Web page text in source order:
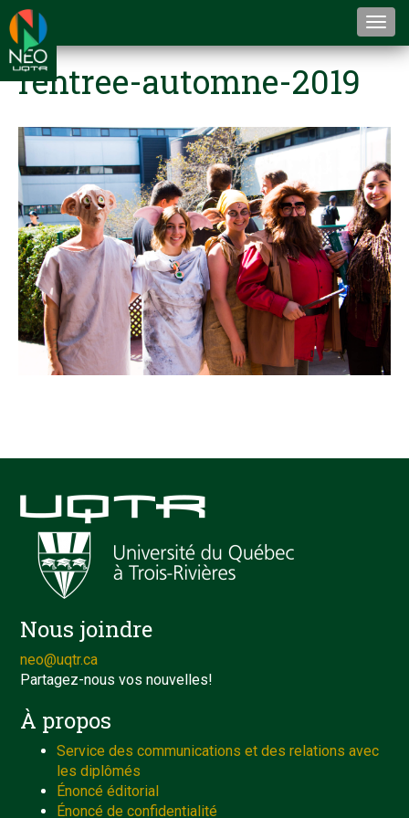
rentree-automne-2019
Nous joindre
neo@uqtr.ca
Partagez-nous vos nouvelles!
À propos
Service des communications et des relations avec
les diplômés
Énoncé éditorial
Énoncé de confidentialité